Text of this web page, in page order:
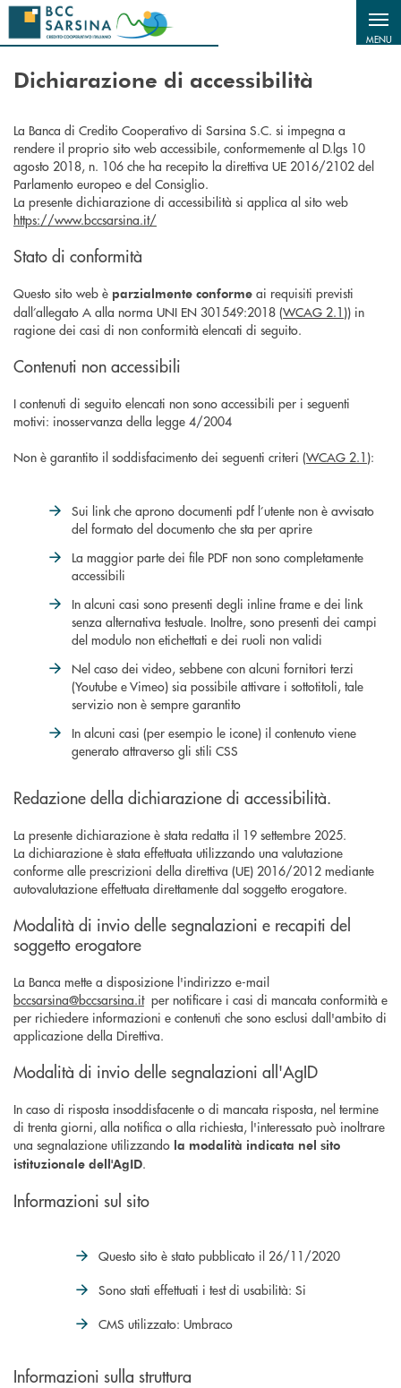
Salta al contenuto principale
MENU
Dichiarazione di accessibilità
La Banca di Credito Cooperativo di Sarsina S.C. si impegna a
rendere il proprio sito web accessibile, conformemente al D.lgs 10
agosto 2018, n. 106 che ha recepito la direttiva UE 2016/2102 del
Parlamento europeo e del Consiglio.
La presente dichiarazione di accessibilità si applica al sito web
https://www.bccsarsina.it/
Stato di conformità
Questo sito web è parzialmente conforme ai requisiti previsti
dall’allegato A alla norma UNI EN 301549:2018 (WCAG 2.1 )) in
ragione dei casi di non conformità elencati di seguito.
Contenuti non accessibili
I contenuti di seguito elencati non sono accessibili per i seguenti
motivi: inosservanza della legge 4/2004
Non è garantito il soddisfacimento dei seguenti criteri (WCAG 2.1 ):
Sui link che aprono documenti pdf l’utente non è avvisato
del formato del documento che sta per aprire
La maggior parte dei file PDF non sono completamente
accessibili
In alcuni casi sono presenti degli inline frame e dei link
senza alternativa testuale. Inoltre, sono presenti dei campi
del modulo non etichettati e dei ruoli non validi
Nel caso dei video, sebbene con alcuni fornitori terzi
(Youtube e Vimeo) sia possibile attivare i sottotitoli, tale
servizio non è sempre garantito
In alcuni casi (per esempio le icone) il contenuto viene
generato attraverso gli stili CSS
Redazione della dichiarazione di accessibilità.
La presente dichiarazione è stata redatta il 19 settembre 2025.
La dichiarazione è stata effettuata utilizzando una valutazione
conforme alle prescrizioni della direttiva (UE) 2016/2012 mediante
autovalutazione effettuata direttamente dal soggetto erogatore.
Modalità di invio delle segnalazioni e recapiti del
soggetto erogatore
La Banca mette a disposizione l'indirizzo e-mail
bccsarsina@bccsarsina.itper notificare i casi di mancata conformità e
per richiedere informazioni e contenuti che sono esclusi dall'ambito di
applicazione della Direttiva.
Modalità di invio delle segnalazioni all'AgID
In caso di risposta insoddisfacente o di mancata risposta, nel termine
di trenta giorni, alla notifica o alla richiesta, l'interessato può inoltrare
una segnalazione utilizzando la modalità indicata nel sito
istituzionale dell'AgID.
Informazioni sul sito
Questo sito è stato pubblicato il 26/11/2020
Sono stati effettuati i test di usabilità: Si
CMS utilizzato: Umbraco
Informazioni sulla struttura